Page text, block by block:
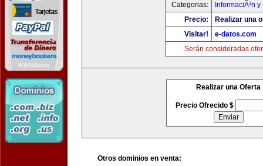
Categorias:
InformaciÃ³n
Precio:
Realizar una
Visitar!
e-datos.com
Serán consideradas
Realizar una Oferta
Precio Ofrecido $
Otros dominios en venta: